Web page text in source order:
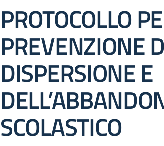
PROTOCOLLO
PREVENZIONE
DISPERSIONE E
SCOLASTICO